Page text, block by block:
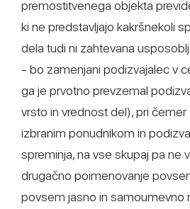
premostitvenega objekta
ki ne predstavljajo kakršnekoli
dela tudi ni zahtevana
- bo zamenjani podizvajalec v
ga je prvotno prevzemal
vrsto in vrednost del), pri
izbranim ponudnikom in
spreminja, na vse skupaj pa ne
drugačno poimenovanje
povsem jasno in samoumevno